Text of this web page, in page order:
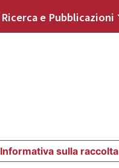
Ricerca e Pubblicazioni
Informativa sulla raccolta